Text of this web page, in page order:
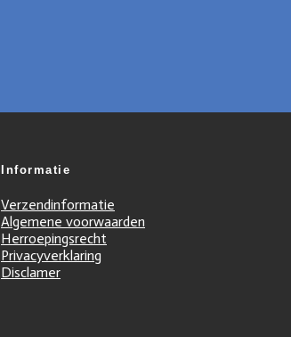
Informatie
Verzendinformatie
Algemene voorwaarden
Herroepingsrecht
Privacyverklaring
Disclamer